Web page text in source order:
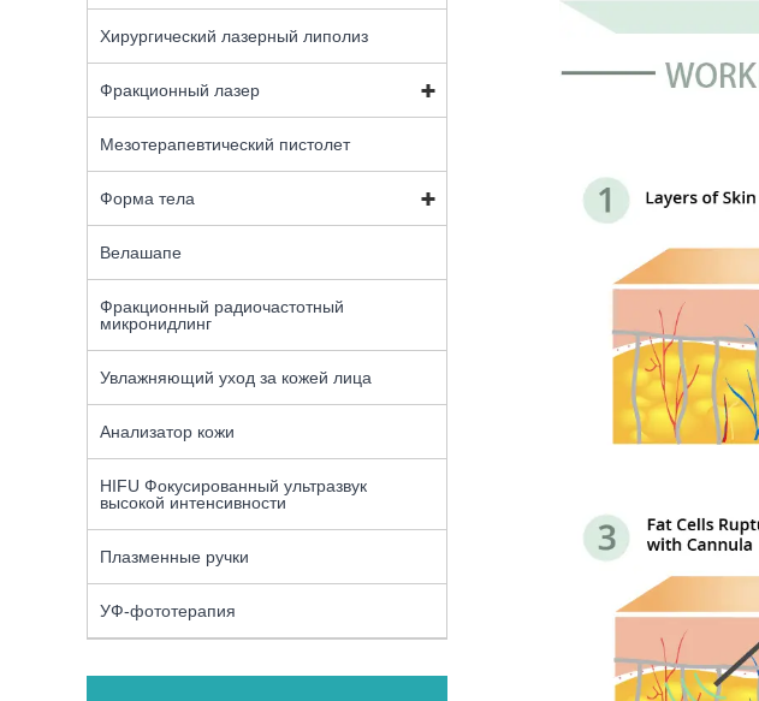
Хирургический лазерный липолиз
Фракционный лазер
Мезотерапевтический пистолет
Форма тела
Велашапе
Фракционный радиочастотный
микронидлинг
Увлажняющий уход за кожей лица
Анализатор кожи
HIFU Фокусированный ультразвук
высокой интенсивности
Плазменные ручки
УФ-фототерапия